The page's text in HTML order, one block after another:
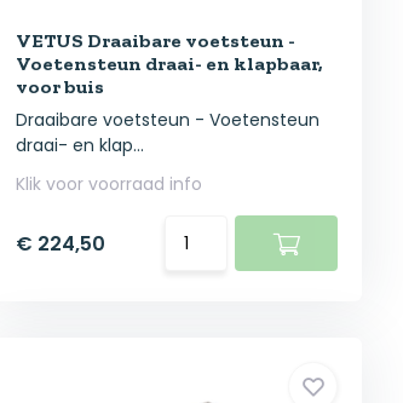
VETUS Draaibare voetsteun -
Voetensteun draai- en klapbaar,
voor buis
Draaibare voetsteun - Voetensteun
draai- en klap...
Klik voor voorraad info
€ 224,50